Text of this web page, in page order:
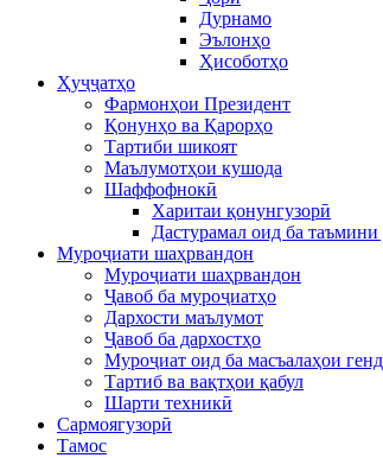
Дурнамо
Эълонҳо
Ҳисоботҳо
Ҳуҷҷатҳо
Фармонҳои Президент
Қонунҳо ва Қарорҳо
Тартиби шикоят
Маълумотҳои кушода
Шаффофнокӣ
Харитаи қонунгузорӣ
Дастурамал оид ба таъмини
Муроҷиати шаҳрвандон
Муроҷиати шаҳрвандон
Ҷавоб ба муроҷиатҳо
Дархости маълумот
Ҷавоб ба дархостҳо
Муроҷиат оид ба масъалаҳои
Тартиб ва вақтҳои қабул
Шарти техникӣ
Сармоягузорӣ
Тамос